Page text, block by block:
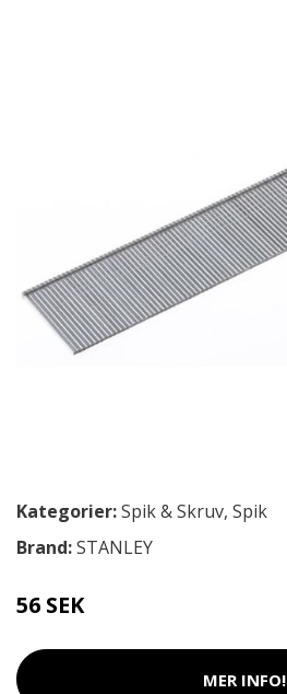
Kategorier:Spik & Skruv, Spik
Brand:STANLEY
56 SEK
MER INFO!